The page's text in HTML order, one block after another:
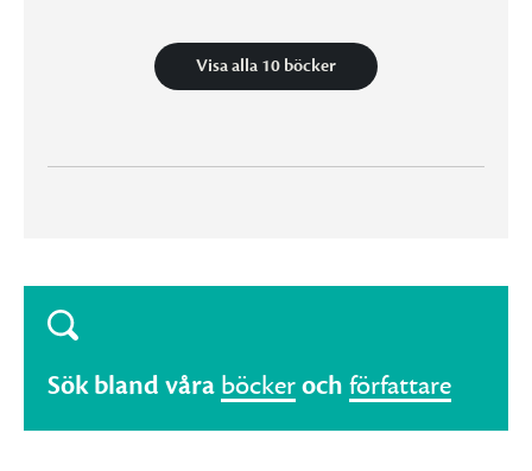
Visa alla 10 böcker
Sök bland våra böckeroch författare